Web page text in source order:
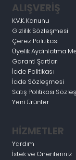
ALIŞVERİŞ
K.V.K. Kanunu
Gizlilik Sözleşmesi
Çerez Politikası
Üyelik Aydınlatma
Garanti Şartları
İade Politikası
İade Sözleşmesi
Satış Politikası
Yeni Ürünler
HİZMETLER
Yardım
İstek ve Önerileriniz